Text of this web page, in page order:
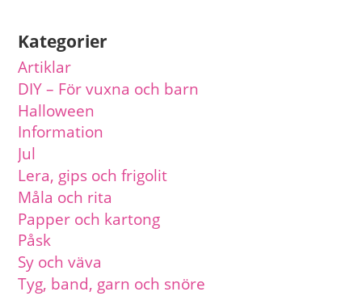
Kategorier
Artiklar
DIY – För vuxna och barn
Halloween
Information
Jul
Lera, gips och frigolit
Måla och rita
Papper och kartong
Påsk
Sy och väva
Tyg, band, garn och snöre